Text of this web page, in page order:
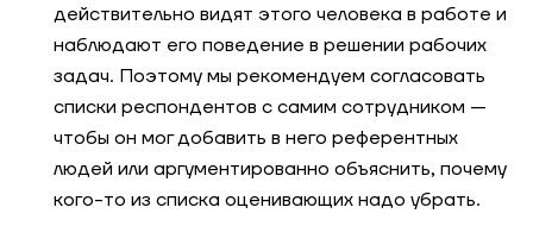
действительно видят этого человека в работе и
наблюдают его поведение в решении рабочих
задач. Поэтому мы рекомендуем согласовать
списки респондентов с самим сотрудником —
чтобы он мог добавить в него референтных
людей или аргументированно объяснить, почему
кого-то из списка оценивающих надо убрать.